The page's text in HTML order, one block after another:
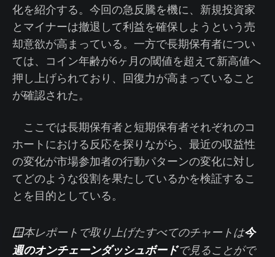
化を紹介する。今回の急反騰を機に、新規投資家
とマイナーは撤退して利益を確保しようという売
却意欲が高まっている。一方で長期保有者につい
ては、コイン年齢が6ヶ月の閾値を超えて新高値へ
押し上げられており、回復力が高まっていること
が確認された。
ここでは長期保有者と短期保有者それぞれのコ
ホートにおける反応を探りながら、最近の収益性
の変化が市場参加者の行動パターンの変化に対し
てどのような役割を果たしているかを検証するこ
とを目的としている。
🪟本レポートで取り上げたすべてのチャートは今
週のオンチェーンダッシュボードで見ることがで